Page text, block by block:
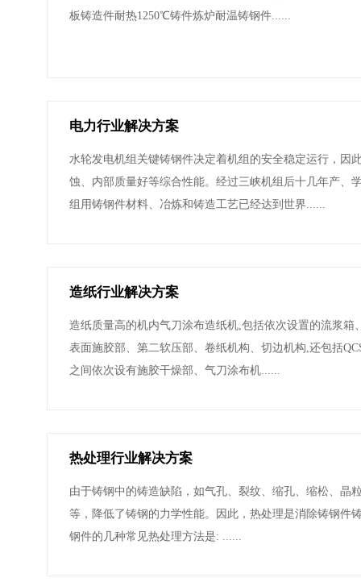
板铸造件耐热1250℃铸件炼炉耐温铸钢件......
电力行业解决方案
水轮发电机组关键铸钢件决定着机组的安全稳定运行，因
蚀、内部质量好等综合性能。经过三峡机组后十几年产、
组用铸钢件材料、冶炼和铸造工艺已经达到世界......
造纸行业解决方案
造纸质量高的机内气刀涂布造纸机,包括依次设置的流浆箱
表面施胶部、第二软压部、卷纸机构、切边机构,还包括
之间依次设有施胶干燥部、气刀涂布机......
热处理行业解决方案
由于铸钢中的铸造缺陷，如气孔、裂纹、缩孔、缩松、晶
等，降低了铸钢的力学性能。因此，热处理是消除铸钢件
钢件的几种常见热处理方法是: ......